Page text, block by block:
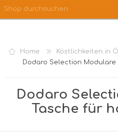
WUNSCHLISTE
Home Köstlichkeiten in Öl
Dodaro Selection
Dodaro
Tasche für